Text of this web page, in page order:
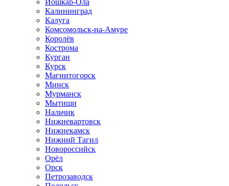
Йошкар-Ола
Калининград
Калуга
Комсомольск-на-Амуре
Королёв
Кострома
Курган
Курск
Магнитогорск
Минск
Мурманск
Мытищи
Нальчик
Нижневартовск
Нижнекамск
Нижний Тагил
Новороссийск
Орёл
Орск
Петрозаводск